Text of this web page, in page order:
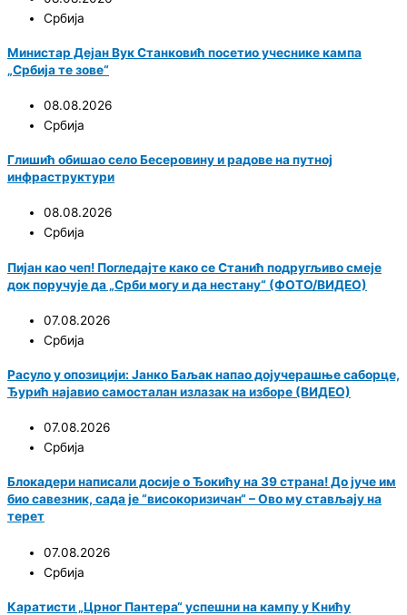
Србија
Министар Дејан Вук Станковић посетио учеснике кампа
„Србија те зове“
08.08.2026
Србија
Глишић обишао село Бесеровину и радове на путној
инфраструктури
08.08.2026
Србија
Пијан као чеп! Погледајте како се Станић подругљиво смеје
док поручује да „Срби могу и да нестану“ (ФОТО/ВИДЕО)
07.08.2026
Србија
Расуло у опозицији: Јанко Баљак напао дојучерашње саборце,
Ђурић најавио самосталан излазак на изборе (ВИДЕО)
07.08.2026
Србија
Блокадери написали досије о Ђокићу на 39 страна! До јуче им
био савезник, сада је “високоризичан“ – Ово му стављају на
терет
07.08.2026
Србија
Каратисти „Црног Пантера“ успешни на кампу у Книћу